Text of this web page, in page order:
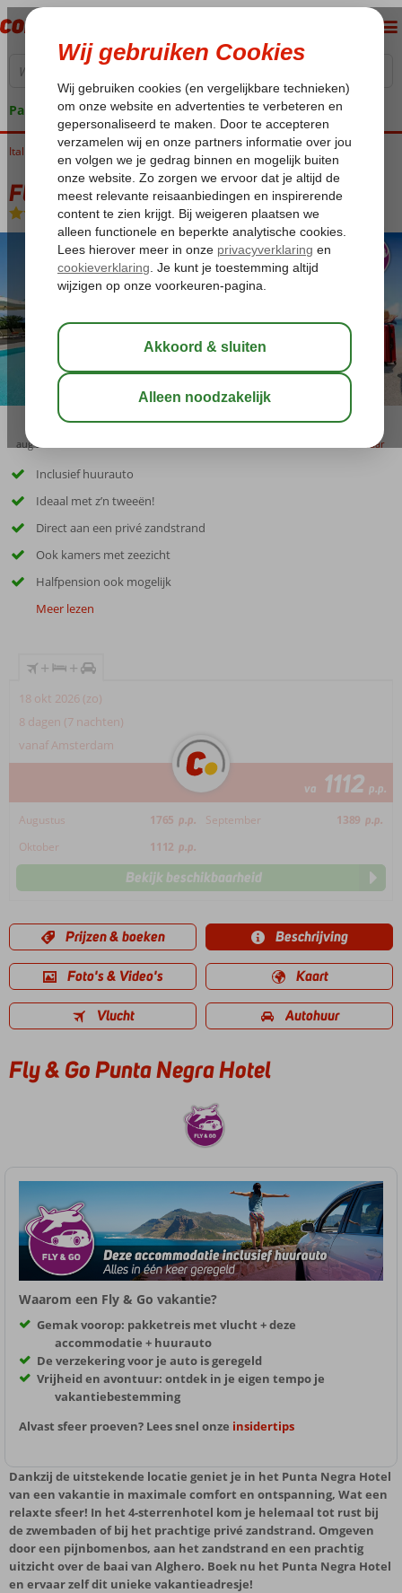
Pakketgarantie
Italië Sardinië Alghero Fly & Go Punta Negra Hotel
Fly & Go Punta Negra Hotel
Logies en ontbijt-Hotel
aug 28° bewaar
Inclusief huurauto
Ideaal met z’n tweeën!
Direct aan een privé zandstrand
Ook kamers met zeezicht
Halfpension ook mogelijk
Meer lezen
+ +
18 okt 2026 (zo)
8 dagen (7 nachten)
vanaf Amsterdam
va 1112 p.p.
Augustus 1765 p.p. September 1389 p.p.
Oktober
1112 p.p.
Bekijk beschikbaarheid
Prijzen & boeken Beschrijving
Foto's & Video's Kaart
Vlucht Autohuur
Fly & Go Punta Negra Hotel
Waarom een Fly & Go vakantie?
Gemak voorop: pakketreis met vlucht + deze
accommodatie + huurauto
De verzekering voor je auto is geregeld
Vrijheid en avontuur: ontdek in je eigen tempo je
vakantiebestemming
Alvast sfeer proeven? Lees snel onze insidertips
Dankzij de uitstekende locatie geniet je in het Punta Negra Hotel
van een vakantie in maximale comfort en ontspanning, Wat een
relaxte sfeer! In het 4-sterrenhotel kom je helemaal tot rust bij
de zwembaden of bij het prachtige privé zandstrand. Omgeven
door een pijnbomenbos, aan het zandstrand en een prachtig
uitzicht over de baai van Alghero. Boek nu het Punta Negra Hotel
en ervaar zelf dit unieke vakantieadresje!